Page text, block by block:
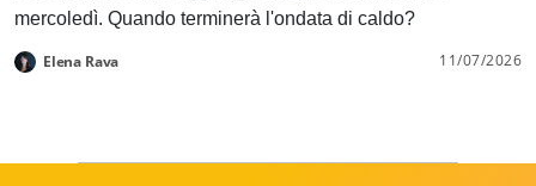
mercoledì. Quando terminerà l'ondata di caldo?
Elena Rava 11/07/2026